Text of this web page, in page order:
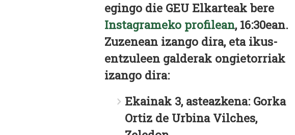
egingo die GEU Elkarteak bere
Instagrameko profilean, 16:30ean.
Zuzenean izango dira, eta ikus-
entzuleen galderak ongietorriak
izango dira:
Ekainak 3, asteazkena: Gorka
Ortiz de Urbina Vilches,